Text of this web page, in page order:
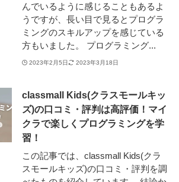
んでいるように感じることもあるよ
うですが、長い目で見るとプログラ
ミングのスキルアップを感じている
方もいました。 プログラミング...
2023年2月5日 2023年3月18日
classmall Kids(クラスモールキッ
ズ)の口コミ・評判は高評価！マイ
クラで楽しくプログラミングを学
習！
この記事では、classmall Kids(クラ
スモールキッズ)の口コミ・評判を調